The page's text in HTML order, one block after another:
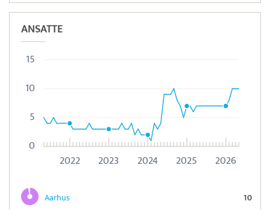
ANSATTE
2022 2023 2024 2025 2026
0
5
10
15
Aarhus
10